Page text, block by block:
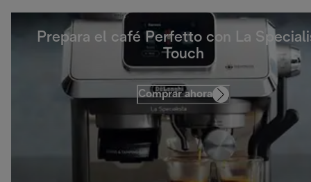
Prepara el café Perfetto con La
Touch
Comprar ahora